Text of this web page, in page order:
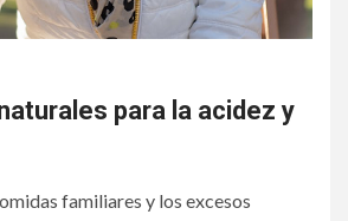
para la acidez y
familiares y los excesos